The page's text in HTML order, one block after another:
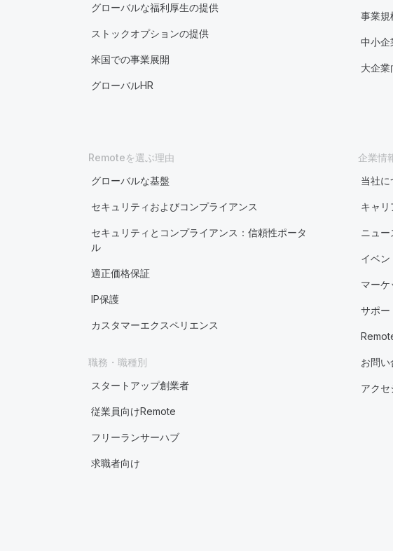
グローバルな福利厚生の提供
ストックオプションの提供
米国での事業展開
グローバルHR
事業規
中小企
大企業
Remoteを選ぶ理由
グローバルな基盤
セキュリティおよびコンプライアンス
セキュリティとコンプライアンス：信頼性ポータ
ル
適正価格保証
IP保護
カスタマーエクスペリエンス
職務・職種別
スタートアップ創業者
従業員向けRemote
フリーランサーハブ
求職者向け
企業情
当社に
キャリ
ニュー
イベン
マーケ
サポー
お問い
アクセ